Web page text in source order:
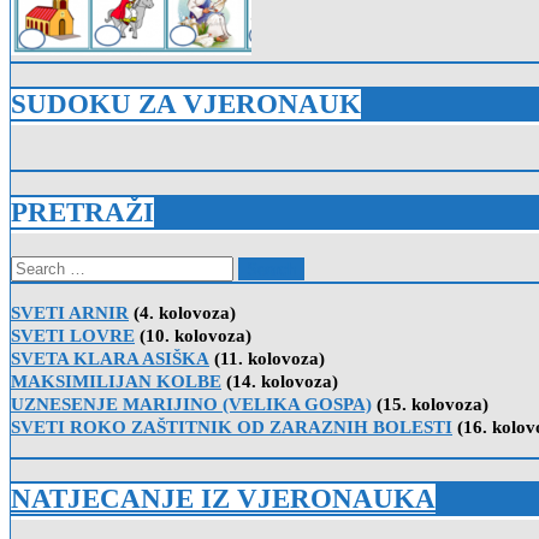
SUDOKU ZA VJERONAUK
PRETRAŽI
Search
for:
SVETI ARNIR (4. kolovoza)
SVETI LOVRE (10. kolovoza)
SVETA KLARA ASIŠKA (11. kolovoza)
MAKSIMILIJAN KOLBE (14. kolovoza)
UZNESENJE MARIJINO (VELIKA GOSPA) (15. kolovoza)
SVETI ROKO ZAŠTITNIK OD ZARAZNIH BOLESTI (16.
NATJECANJE IZ VJERONAUKA